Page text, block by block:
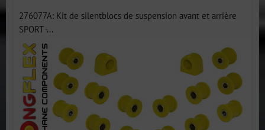
276077A: Kit de silentblocs de suspension avant et arrière
SPORT -...